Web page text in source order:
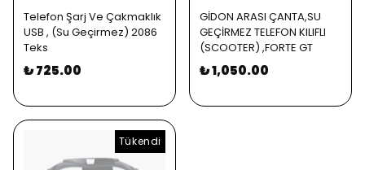
Telefon Şarj Ve Çakmaklık
USB , (Su Geçirmez) 2086
Teks
₺ 725.00
GİDON ARASI ÇANTA,SU
GEÇİRMEZ TELEFON KILIFLI
(SCOOTER) ,FORTE GT
₺ 1,050.00
Tükendi